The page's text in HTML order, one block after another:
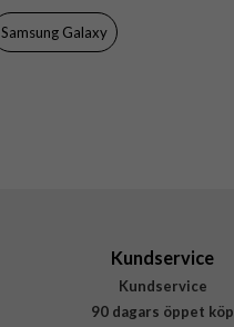
Mjukplast (TPU)
Samsung Galaxy
Kundservice
Kundservice
90 dagars öppet köp